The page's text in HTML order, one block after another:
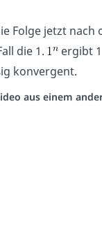
Folge jetzt nach
die 1.
ergibt 1
konvergent.
aus einem